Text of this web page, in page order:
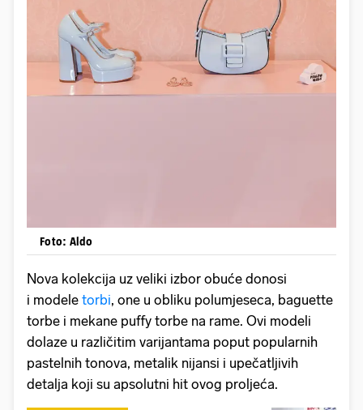
Foto: Aldo
Nova kolekcija uz veliki izbor obuće donosi
i modele torbi, one u obliku polumjeseca, baguette
torbe i mekane puffy torbe na rame. Ovi modeli
dolaze u različitim varijantama poput popularnih
pastelnih tonova, metalik nijansi i upečatljivih
detalja koji su apsolutni hit ovog proljeća.